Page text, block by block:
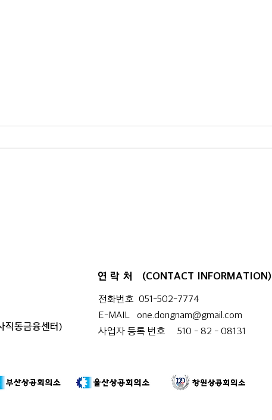
직동금융센터)
연락처 (CONTACT INFORMATION)
전화번호 051-502-7774
E-MAIL one.dongnam@gmail.com
사업자 등록 번호 510 - 82 - 08131​